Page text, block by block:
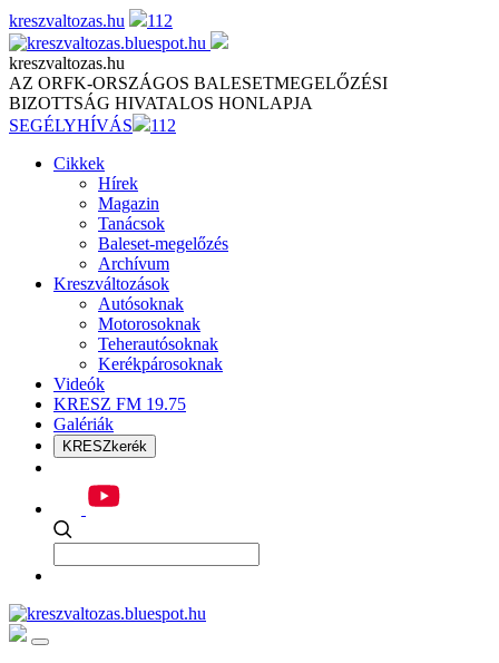
Skip
to
content
kreszvaltozas.hu 112
kreszvaltozas.hu
AZ ORFK-ORSZÁGOS BALESETMEGELŐZÉSI
BIZOTTSÁG HIVATALOS HONLAPJA
SEGÉLYHÍVÁS
112
Cikkek
Hírek
Magazin
Tanácsok
Baleset-megelőzés
Archívum
Kreszváltozások
Autósoknak
Motorosoknak
Teherautósoknak
Kerékpárosoknak
Videók
KRESZ FM 19.75
Galériák
KRESZkerék